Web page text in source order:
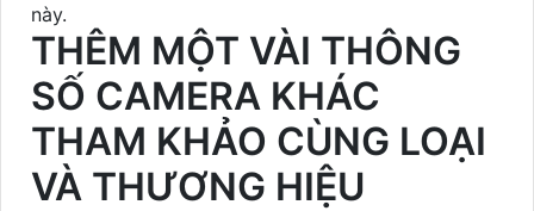
này.
THÊM MỘT VÀI THÔNG
SỐ CAMERA KHÁC
THAM KHẢO CÙNG LOẠI
VÀ THƯƠNG HIỆU